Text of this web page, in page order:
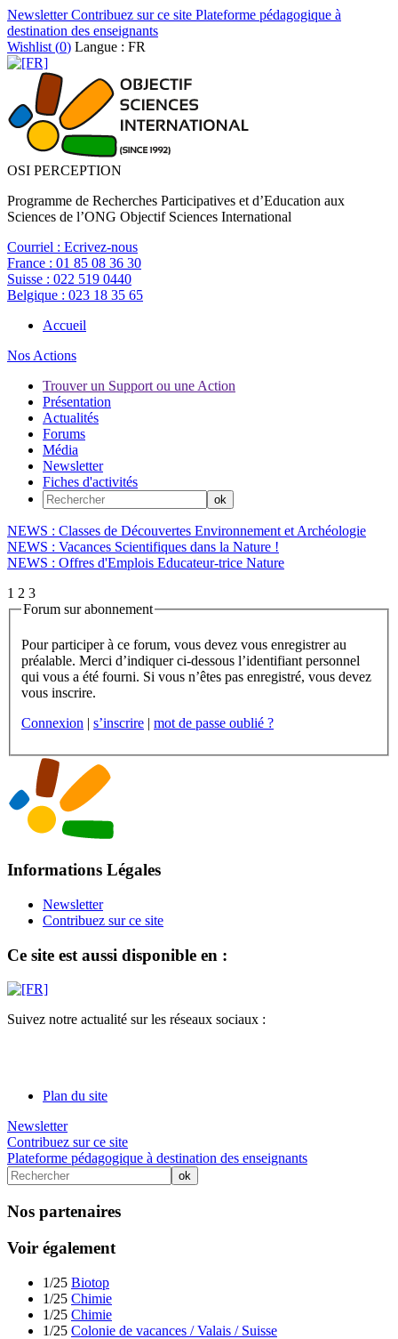
NewsletterContribuez sur ce site Plateforme pédagogique à
destination des enseignants
Wishlist (0) Langue : FR
OSI PERCEPTION
Programme de Recherches Participatives et d’Education aux
Sciences de l’ONG Objectif Sciences International
Courriel : Ecrivez-nous
France : 01 85 08 36 30
Suisse : 022 519 0440
Belgique : 023 18 35 65
Accueil
Nos Actions
Trouver un Support ou une Action
Présentation
Actualités
Forums
Média
Newsletter
Fiches d'activités
NEWS : Classes de Découvertes Environnement et Archéologie
NEWS : Vacances Scientifiques dans la Nature !
NEWS : Offres d'Emplois Educateur-trice Nature
1 2 3
Forum sur abonnement
Pour participer à ce forum, vous devez vous enregistrer au
préalable. Merci d’indiquer ci-dessous l’identifiant personnel
qui vous a été fourni. Si vous n’êtes pas enregistré, vous devez
vous inscrire.
Connexion | s’inscrire | mot de passe oublié ?
Informations Légales
Newsletter
Contribuez sur ce site
Ce site est aussi disponible en :
Suivez notre actualité sur les réseaux sociaux :
Plan du site
Newsletter
Contribuez sur ce site
Plateforme pédagogique à destination des enseignants
Nos partenaires
Voir également
1/25 Biotop
1/25 Chimie
1/25 Chimie
1/25 Colonie de vacances / Valais / Suisse